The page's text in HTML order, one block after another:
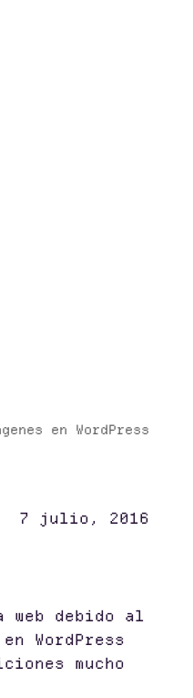
en WordPress
7 julio, 2016
web debido al
WordPress
mucho